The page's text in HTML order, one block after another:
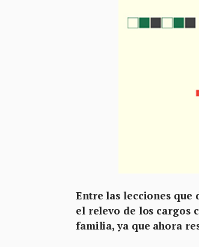
Entre las lecciones que
el relevo de los cargos
familia, ya que ahora